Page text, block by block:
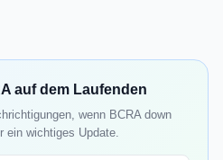
auf dem Laufenden
wenn BCRA down
ein wichtiges Update.